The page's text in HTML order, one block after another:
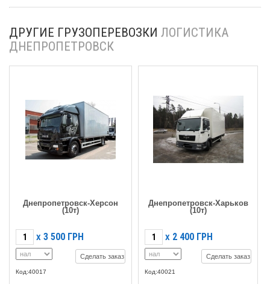
ДРУГИЕ ГРУЗОПЕРЕВОЗКИ ЛОГИСТИКА
ДНЕПРОПЕТРОВСК
Днепропетровск-Херсон
(10т)
X 3 500 ГРН
Сделать заказ
Код:40017
Днепропетровск-Харьков
(10т)
X 2 400 ГРН
Сделать заказ
Код:40021